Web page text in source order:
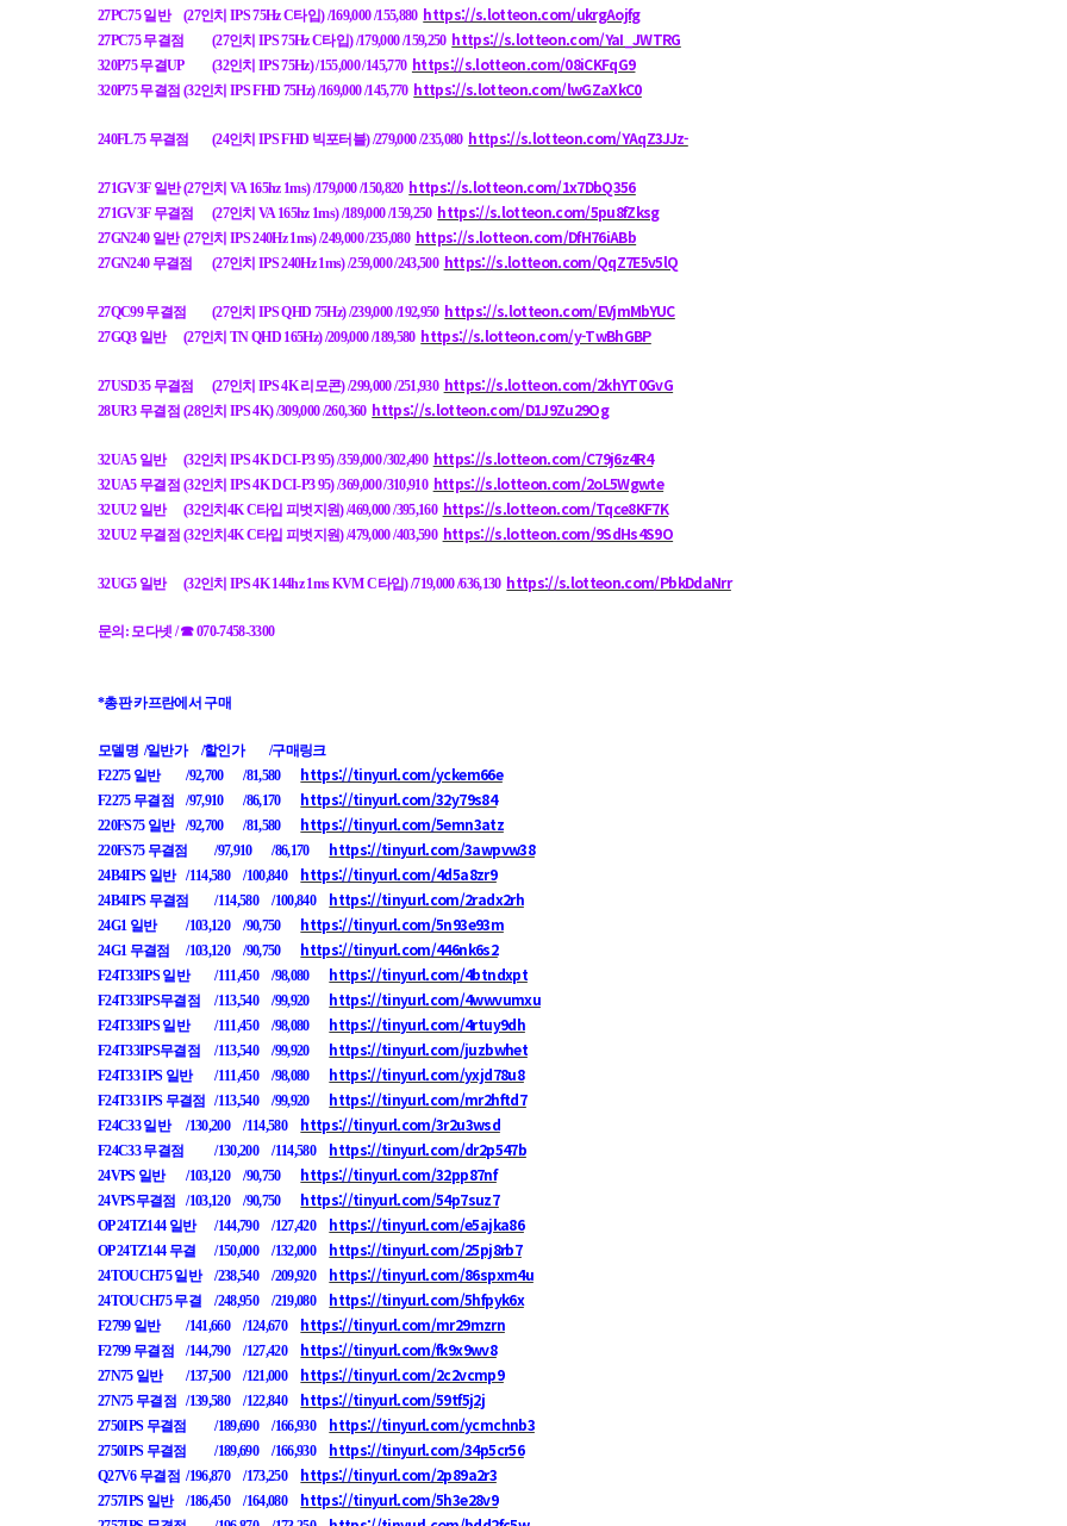
27PC75 일반 (27인치 IPS 75Hz C타입) /169,000 /155,880 https://s.lotteon.com/ukrgAojfg
27PC75 무결점 (27인치 IPS 75Hz C타입) /179,000 /159,250 https://s.lotteon.com/YaI_JWTRG
320P75 무결UP (32인치 IPS 75Hz) /155,000 /145,770 https://s.lotteon.com/08iCKFqG9
320P75 무결점 (32인치 IPS FHD 75Hz) /169,000 /145,770 https://s.lotteon.com/lwGZaXkC0
240FL75 무결점 (24인치 IPS FHD 빅포터블) /279,000 /235,080 https://s.lotteon.com/YAqZ3JJz-
271GV3F 일반(27인치 VA 165hz 1ms) /179,000 /150,820 https://s.lotteon.com/1x7DbQ356
271GV3F 무결점 (27인치 VA 165hz 1ms) /189,000 /159,250 https://s.lotteon.com/5pu8fZksg
27GN240 일반 (27인치 IPS 240Hz 1ms) /249,000 /235,080 https://s.lotteon.com/DfH76iABb
27GN240 무결점 (27인치 IPS 240Hz 1ms) /259,000 /243,500 https://s.lotteon.com/QqZ7E5v5lQ
27QC99 무결점 (27인치 IPS QHD 75Hz) /239,000 /192,950 https://s.lotteon.com/EVjmMbYUC
27GQ3 일반 (27인치 TN QHD 165Hz) /209,000 /189,580 https://s.lotteon.com/y-TwBhGBP
27USD35 무결점 (27인치 IPS 4K 리모콘) /299,000 /251,930 https://s.lotteon.com/2khYT0GvG
28UR3 무결점 (28인치 IPS 4K) /309,000 /260,360 https://s.lotteon.com/D1J9Zu29Og
32UA5 일반 (32인치 IPS 4K DCI-P3 95) /359,000 /302,490 https://s.lotteon.com/C79j6z4R4
32UA5 무결점 (32인치 IPS 4K DCI-P3 95) /369,000 /310,910 https://s.lotteon.com/2oL5Wgwte
32UU2 일반 (32인치4K C타입 피벗지원) /469,000 /395,160 https://s.lotteon.com/Tqce8KF7K
32UU2 무결점 (32인치4K C타입 피벗지원) /479,000 /403,590 https://s.lotteon.com/9SdHs4S9O
32UG5 일반 (32인치 IPS 4K 144hz 1ms KVM C타입) /719,000 /636,130 https://s.lotteon.com/PbkDdaNrr
문의: 모다넷 / ☎ 070-7458-3300
*총판 카프란에서 구매
모델명 /일반가 /할인가
/구매링크
F2275 일반
/92,700 /81,580 https://tinyurl.com/yckem66e
F2275 무결점 /97,910 /86,170 https://tinyurl.com/32y79s84
220FS75 일반 /92,700 /81,580 https://tinyurl.com/5emn3atz
220FS75 무결점 /97,910 /86,170 https://tinyurl.com/3awpvw38
24B4IPS 일반 /114,580 /100,840 https://tinyurl.com/4d5a8zr9
24B4IPS 무결점 /114,580 /100,840 https://tinyurl.com/2radx2rh
24G1 일반 /103,120 /90,750 https://tinyurl.com/5n93e93m
24G1 무결점 /103,120 /90,750 https://tinyurl.com/446nk6s2
F24T33IPS 일반 /111,450 /98,080 https://tinyurl.com/4btndxpt
F24T33IPS무결점 /113,540 /99,920 https://tinyurl.com/4wwvumxu
F24T33IPS 일반 /111,450 /98,080 https://tinyurl.com/4rtuy9dh
F24T33IPS무결점 /113,540 /99,920 https://tinyurl.com/juzbwhet
F24T33 IPS 일반 /111,450 /98,080 https://tinyurl.com/yxjd78u8
F24T33 IPS 무결점 /113,540 /99,920 https://tinyurl.com/mr2hftd7
F24C33 일반 /130,200 /114,580 https://tinyurl.com/3r2u3wsd
F24C33 무결점 /130,200 /114,580 https://tinyurl.com/dr2p547b
24VPS 일반 /103,120 /90,750 https://tinyurl.com/32pp87nf
24VPS무결점 /103,120 /90,750 https://tinyurl.com/54p7suz7
OP 24TZ144 일반 /144,790 /127,420 https://tinyurl.com/e5ajka86
OP 24TZ144 무결 /150,000 /132,000 https://tinyurl.com/25pj8rb7
24TOUCH75 일반 /238,540 /209,920 https://tinyurl.com/86spxm4u
24TOUCH75 무결 /248,950 /219,080 https://tinyurl.com/5hfpyk6x
F2799 일반 /141,660 /124,670 https://tinyurl.com/mr29mzrn
F2799 무결점 /144,790 /127,420 https://tinyurl.com/fk9x9wv8
27N75 일반 /137,500 /121,000 https://tinyurl.com/2c2vcmp9
27N75 무결점 /139,580 /122,840 https://tinyurl.com/59tf5j2j
2750IPS 무결점 /189,690 /166,930 https://tinyurl.com/ycmchnb3
2750IPS 무결점 /189,690 /166,930 https://tinyurl.com/34p5cr56
Q27V6 무결점 /196,870 /173,250 https://tinyurl.com/2p89a2r3
2757IPS 일반 /186,450 /164,080 https://tinyurl.com/5h3e28v9